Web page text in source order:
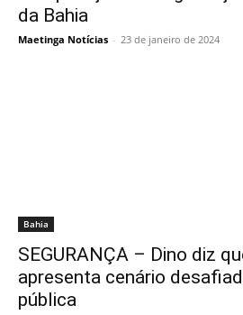
da Bahia
Maetinga Notícias - 23 de janeiro de 2024
Bahia
SEGURANÇA – Dino diz
apresenta cenário
pública